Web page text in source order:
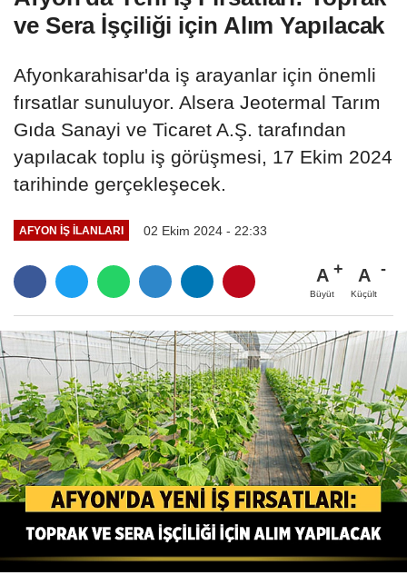
ve Sera İşçiliği için Alım Yapılacak
Afyonkarahisar'da iş arayanlar için önemli
fırsatlar sunuluyor. Alsera Jeotermal Tarım
Gıda Sanayi ve Ticaret A.Ş. tarafından
yapılacak toplu iş görüşmesi, 17 Ekim 2024
tarihinde gerçekleşecek.
AFYON İŞ İLANLARI 02 Ekim 2024 - 22:33
A
Büyüt
A
Küçült